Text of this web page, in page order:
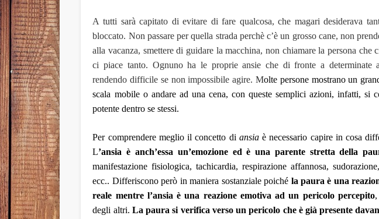
A tutti sarà capitato di evitare di fare qualcosa, che magari desiderava
bloccato. Non passare per quella strada perchè c’è un grosso cane, non
alla vacanza, smettere di guidare la macchina, non chiamare la persona che
ci piace tanto. Ognuno ha le proprie ansie che di fronte a determinate
rendendo difficile se non impossibile agire.Molte persone mostranoun
scala mobile o andare ad una cena, con queste semplici azioni, infatti, si
potente dentro se stessi.
Per comprendere meglio il concetto di ansiaè necessario capire in cosa
L’ansia è anch’essa un’emozione ed è una parente stretta della
manifestazione fisiologica, tachicardia, respirazione affannosa,
ecc.. Differiscono però in maniera sostanziale poiché la paura è una
reale mentrel’ansia è una reazione emotiva ad un pericolo percepito,
degli altri. La paura si verifica verso un pericolo che è già presente